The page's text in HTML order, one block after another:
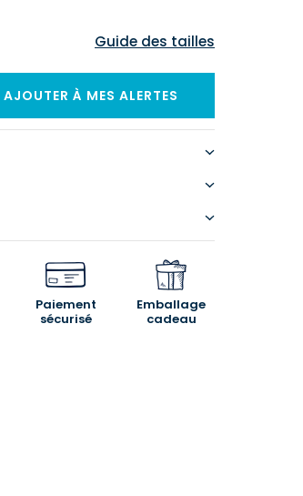
Guide des tailles
Paiement
sécurisé
Emballage
cadeau